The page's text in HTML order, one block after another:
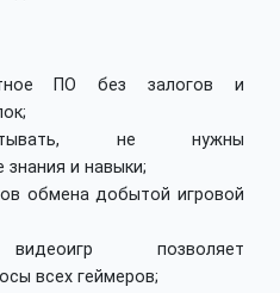
ПО без залогов и
не нужны
знания и навыки;
обмена добытой игровой
позволяет
всех геймеров;